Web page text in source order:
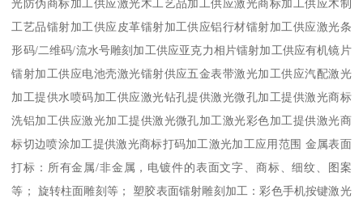
光防伪商标加工供应激光木工艺品加工供应激光商标加工供应木制
工艺品镭射加工供应皮革镭射加工供应铝行材镭射加工供应激光条
形码/二维码/流水号雕刻加工供应亚克力相片镭射加工供应有机镜片
镭射加工供应电池壳激光镭射供应五金表带激光加工供应汽配激光
加工提供水喷码加工供应激光钻孔提供激光微孔加工提供激光商标
洗铝加工供应激光加工提供激光微孔加工激光彩色加工提供激光商
标切边喷涂加工提供激光商标打码加工激光加工应用范围 金属表面
打标：所有金属/非金属，电镀件的表面文字、商标、细纹、图案
等； 旋转柱面雕刻等； 塑胶表面镭射雕刻加工：彩色手机按键激光